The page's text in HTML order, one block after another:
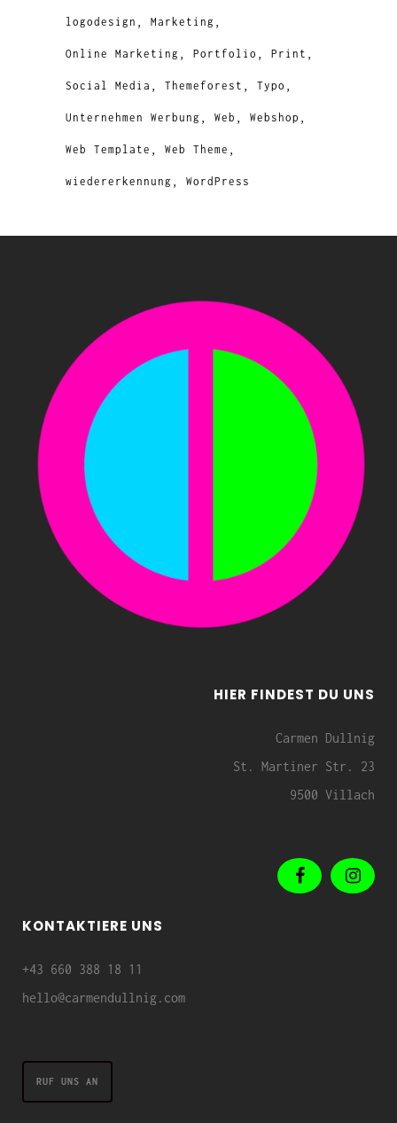
logodesign Marketing
Online Marketing Portfolio Print
Social Media Themeforest Typo
Unternehmen Werbung Web Webshop
Web Template Web Theme
wiedererkennung WordPress
HIER FINDEST DU UNS
Carmen Dullnig
St. Martiner Str. 23
9500 Villach
KONTAKTIERE UNS
+43 660 388 18 11
hello@carmendullnig.com
RUF UNS AN